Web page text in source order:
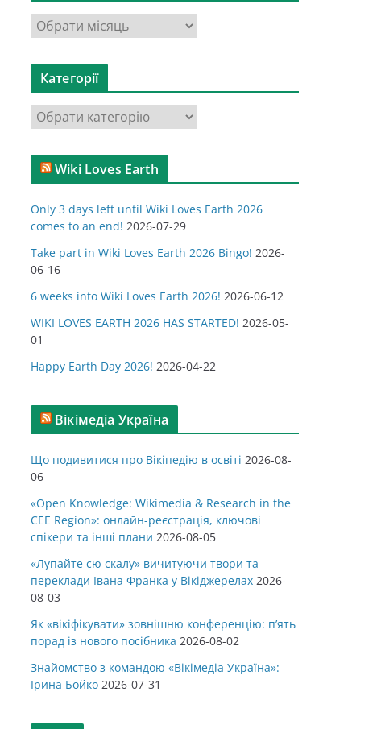
р
х
в
Категорії
а
т
о
р
і
ї
Wiki Loves Earth
Only 3 days left until Wiki Loves Earth 2026
comes to an end! 2026-07-29
Take part in Wiki Loves Earth 2026 Bingo! 2026-
06-16
6 weeks into Wiki Loves Earth 2026! 2026-06-12
WIKI LOVES EARTH 2026 HAS STARTED! 2026-05-
01
Happy Earth Day 2026! 2026-04-22
Вікімедіа Україна
Що подивитися про Вікіпедію в освіті 2026-08-
06
«Open Knowledge: Wikimedia & Research in the
CEE Region»: онлайн-реєстрація, ключові
спікери та інші плани 2026-08-05
«Лупайте сю скалу» вичитуючи твори та
переклади Івана Франка у Вікіджерелах 2026-
08-03
Як «вікіфікувати» зовнішню конференцію: п’ять
порад із нового посібника 2026-08-02
Знайомство з командою «Вікімедіа Україна»:
Ірина Бойко 2026-07-31